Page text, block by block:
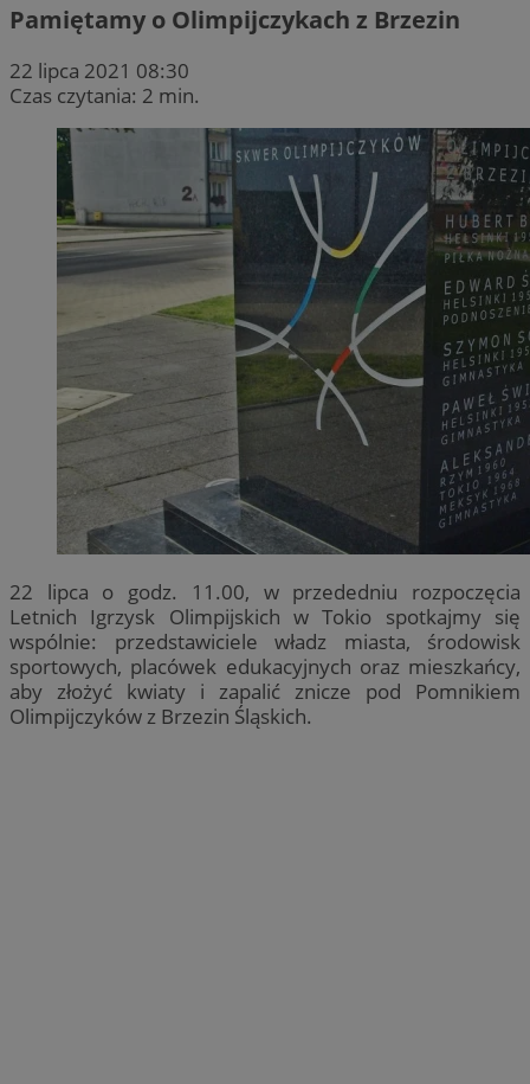
Pamiętamy o Olimpijczykach z Brzezin
22 lipca 2021 08:30
Czas czytania: 2 min.
22 lipca o godz. 11.00, w przededniu rozpoczęcia
Letnich Igrzysk Olimpijskich w Tokio spotkajmy się
wspólnie: przedstawiciele władz miasta, środowisk
sportowych, placówek edukacyjnych oraz mieszkańcy,
aby złożyć kwiaty i zapalić znicze pod Pomnikiem
Olimpijczyków z Brzezin Śląskich.